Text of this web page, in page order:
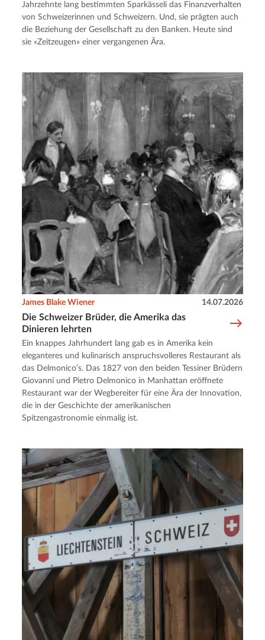
Jahrzehnte lang bestimmten Sparkässeli das Finanzverhalten
von Schweizerinnen und Schweizern. Und, sie prägten auch
die Beziehung der Gesellschaft zu den Banken. Heute sind
sie «Zeitzeugen» einer vergangenen Ära.
Die Schweizer Brüder, die Amerika das
Dinieren lehrten
James Blake Wiener 14.07.2026
Ein knappes Jahrhundert lang gab es in Amerika kein
eleganteres und kulinarisch anspruchsvolleres Restaurant als
das Delmonico’s. Das 1827 von den beiden Tessiner Brüdern
Giovanni und Pietro Delmonico in Manhattan eröffnete
Restaurant war der Wegbereiter für eine Ära der Innovation,
die in der Geschichte der amerikanischen
Spitzengastronomie einmalig ist.